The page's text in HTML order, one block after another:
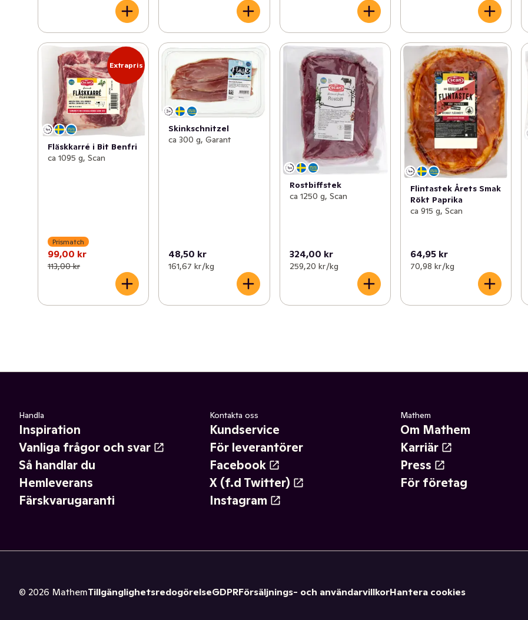
Extrapris
Fläskkarré i Bit Benfri
ca 1095 g, Scan
Prismatch
99,00 kr
113,00 kr
Skinkschnitzel
ca 300 g, Garant
48,50 kr
161,67 kr /kg
Rostbiffstek
ca 1250 g, Scan
324,00 kr
259,20 kr /kg
Flintastek Årets Smak
Rökt Paprika
ca 915 g, Scan
64,95 kr
70,98 kr /kg
Handla
Inspiration
Vanliga frågor och svar
Så handlar du
Hemleverans
Färskvarugaranti
Kontakta oss
Kundservice
För leverantörer
Facebook
X (f.d Twitter)
Instagram
Mathem
Om Mathem
Karriär
Press
För företag
© 2026 MathemTillgänglighetsredogörelseGDPRFörsäljnings- och användarvillkorHantera cookies